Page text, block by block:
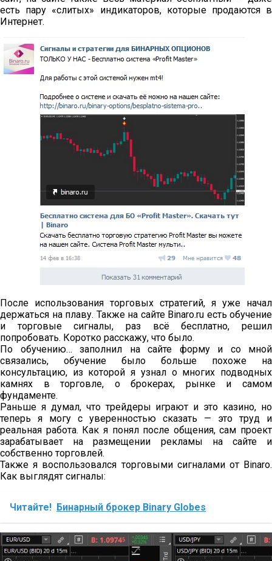
есть пару «слитых» индикаторов, которые продаются в
Интернет.
После использования торговых стратегий, я уже начал
держаться на плаву. Также на сайте Binaro.ru есть обучение
и торговые сигналы, раз всё бесплатно, решил
попробовать. Коротко расскажу, что было.
По обучению… заполнил на сайте форму и со мной
связались, обучение было больше похоже на
консультацию, из которой я узнал о многих подводных
камнях в торговле, о брокерах, рынке и самом
фундаменте.
Раньше я думал, что трейдеры играют и это казино, но
теперь я могу с уверенностью сказать — это труд и
реальная работа. Как я понял после общения, сам проект
зарабатывает на размещении рекламы на сайте и
собственно торговлей.
Также я воспользовался торговыми сигналами от Binaro.
Как выглядят сигналы:
Читайте! Бинарный брокер Binary Globes